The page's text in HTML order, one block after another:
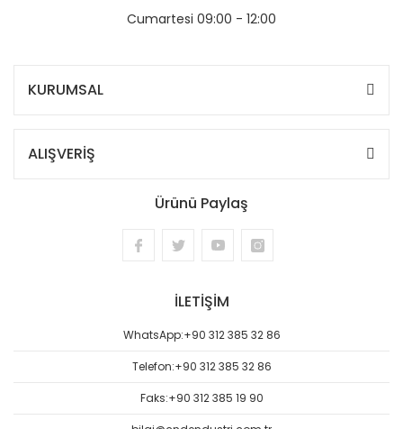
Cumartesi 09:00 - 12:00
KURUMSAL
ALIŞVERİŞ
Ürünü Paylaş
İLETİŞİM
WhatsApp:+90 312 385 32 86
Telefon:+90 312 385 32 86
Faks:+90 312 385 19 90